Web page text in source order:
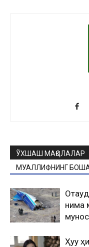
ЎХШАШ МАҚОЛАЛАР
МУАЛЛИФНИНГ
нима
Ҳуқуқ